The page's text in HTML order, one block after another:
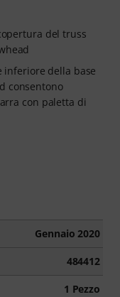
del truss
inferiore della base
consentono
con paletta di
Gennaio 2020
484412
1 Pezzo